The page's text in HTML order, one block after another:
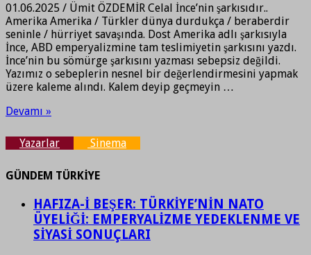
01.06.2025 / Ümit ÖZDEMİR Celal İnce’nin şarkısıdır..
Amerika Amerika / Türkler dünya durdukça / beraberdir
seninle / hürriyet savaşında. Dost Amerika adlı şarkısıyla
İnce, ABD emperyalizmine tam teslimiyetin şarkısını yazdı.
İnce’nin bu sömürge şarkısını yazması sebepsiz değildi.
Yazımız o sebeplerin nesnel bir değerlendirmesini yapmak
üzere kaleme alındı. Kalem deyip geçmeyin …
Devamı »
Yazarlar Sinema
GÜNDEM TÜRKİYE
HAFIZA-İ BEŞER: TÜRKİYE’NİN NATO
ÜYELİĞİ: EMPERYALİZME YEDEKLENME VE
SİYASİ SONUÇLARI